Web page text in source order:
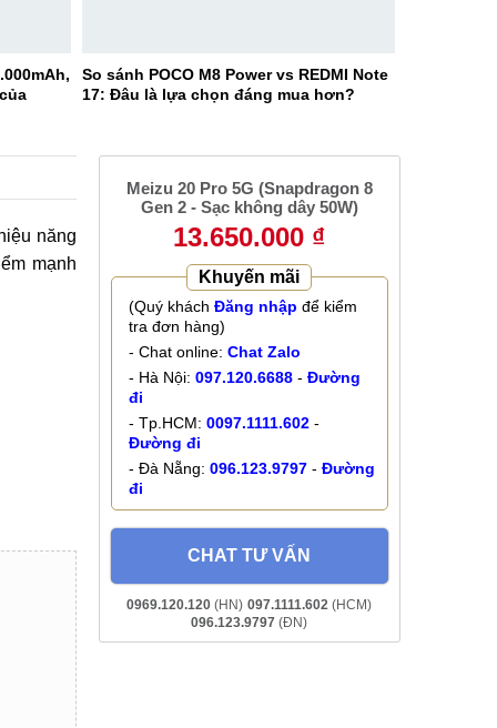
So sánh POCO M8 Power vs REDMI Note
17: Đâu là lựa chọn đáng mua hơn?
năng
mạnh
Meizu 20 Pro 5G (Snapdragon 8
Gen 2 - Sạc không dây 50W)
13.650.000 ₫
Khuyến mãi
(Quý khách Đăng nhập để kiểm
tra đơn hàng)
- Chat online: Chat Zalo
- Hà Nội: 097.120.6688- Đường
đi
- Tp.HCM: 0097.1111.602-
Đường đi
- Đà Nẵng: 096.123.9797- Đường
đi
CHAT TƯ VẤN
0969.120.120 (HN) 097.1111.602 (HCM)
096.123.9797 (ĐN)